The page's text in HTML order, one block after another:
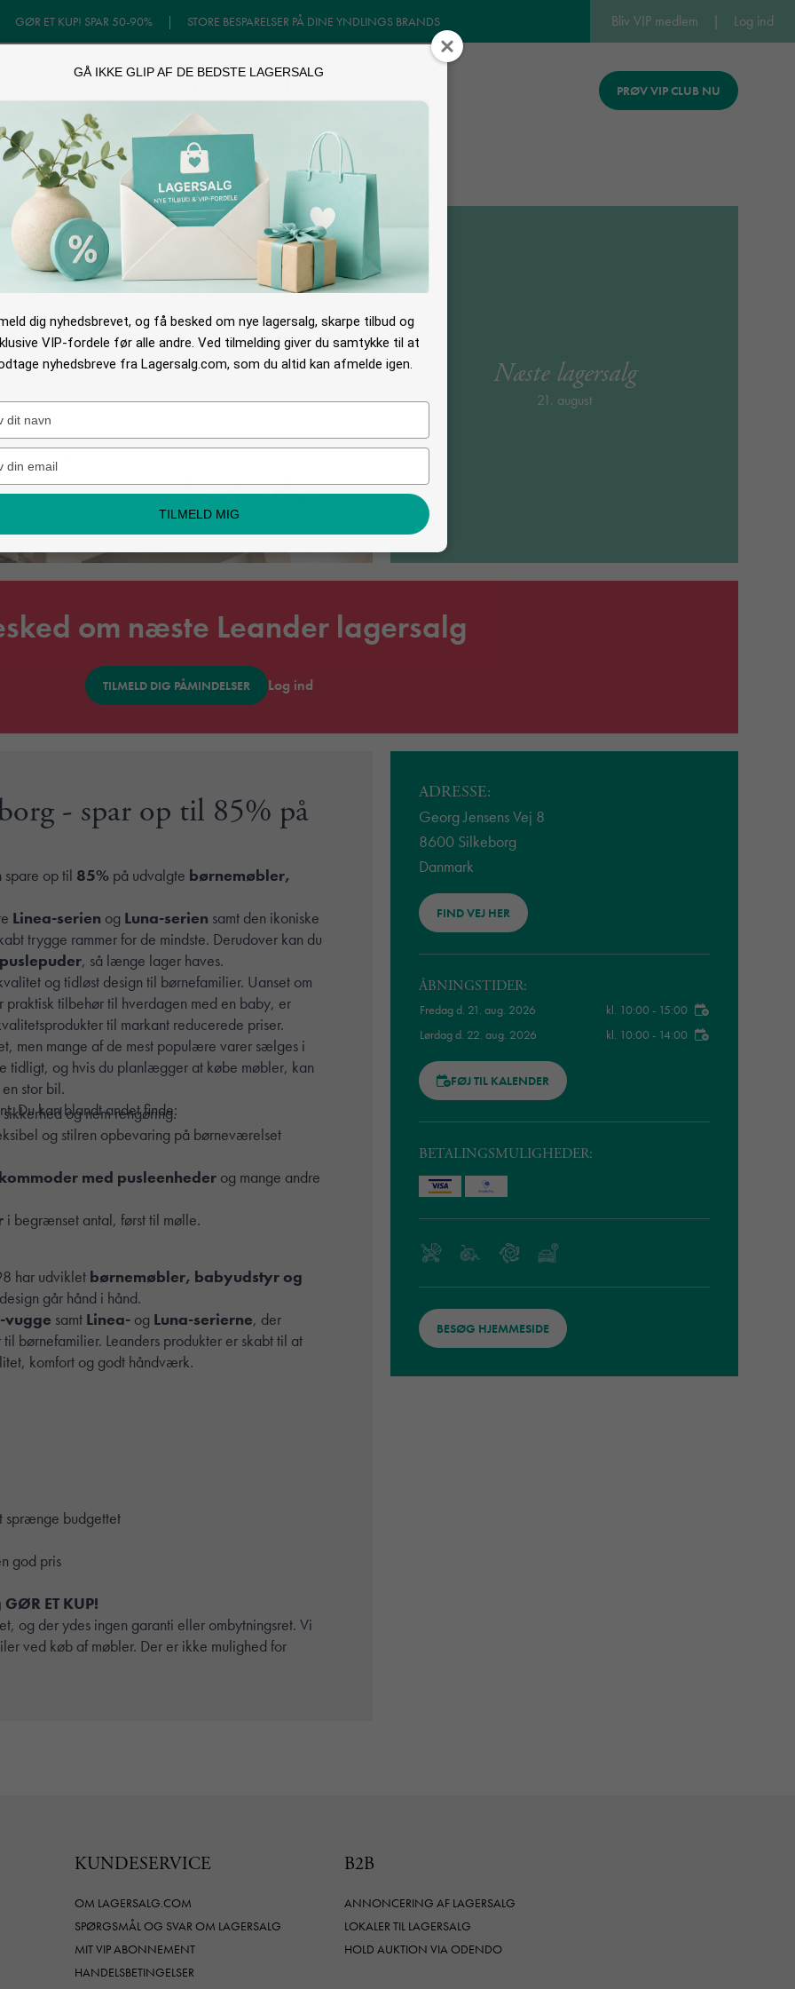
GØR ET KUP! SPAR 50-90% | STORE BESPARELSER PÅ DINE YNDLINGS BRANDS Bliv VIP medlem | Log ind
PRØV VIP CLUB NU
ONLINE TILBUD OUTLET NYHEDSBREV
Næste lagersalg
21. august
om næste Leander lagersalg
TILMELD DIG PÅMINDELSER Log ind
- spar op til 85% på
spare op til 85% på udvalgte børnemøbler,
Linea-serien og Luna-serien samt den ikoniske
trygge rammer for de mindste. Derudover kan du
, så længe lager haves.
og tidløst design til børnefamilier. Uanset om
tilbehør til hverdagen med en baby, er
til markant reducerede priser.
men mange af de mest populære varer sælges i
tidligt, og hvis du planlægger at købe møbler, kan
stor bil.
Du kan blandt andet finde:
og nem rengøring.
og stilren opbevaring på børneværelset
med pusleenheder og mange andre
i begrænset antal, først til mølle.
har udviklet børnemøbler, babyudstyr og
går hånd i hånd.
vugge samt Linea- og Luna-serierne, der
børnefamilier. Leanders produkter er skabt til at
komfort og godt håndværk.
sprænge budgettet
god pris
ET KUP!
og der ydes ingen garanti eller ombytningsret. Vi
ved køb af møbler. Der er ikke mulighed for
ADRESSE:
Georg Jensens Vej 8
8600 Silkeborg
Danmark
FIND VEJ HER
ÅBNINGSTIDER:
Fredag d. 21. aug. 2026
kl. 10:00 - 15:00
Lørdag d. 22. aug. 2026
kl. 10:00 - 14:00
FØJ TIL KALENDER
BETALINGSMULIGHEDER:
BESØG HJEMMESIDE
KUNDESERVICE
OM LAGERSALG.COM
SPØRGSMÅL OG SVAR OM LAGERSALG
MIT VIP ABONNEMENT
HANDELSBETINGELSER
B2B
ANNONCERING AF LAGERSALG
LOKALER TIL LAGERSALG
HOLD AUKTION VIA ODENDO
GÅ IKKE GLIP AF DE BEDSTE LAGERSALG
dig nyhedsbrevet, og få besked om nye lagersalg, skarpe tilbud og
VIP-fordele før alle andre. Ved tilmelding giver du samtykke til at
nyhedsbreve fra Lagersalg.com, som du altid kan afmelde igen.
name
email
TILMELD MIG